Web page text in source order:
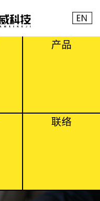
产品
联络